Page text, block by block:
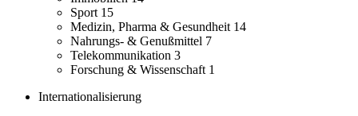
Sport 15
Medizin, Pharma & Gesundheit 14
Nahrungs- & Genußmittel 7
Telekommunikation 3
Forschung & Wissenschaft 1
Internationalisierung